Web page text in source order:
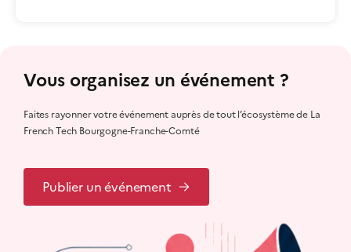
Vous organisez un événement ?
Faites rayonner votre événement auprès de tout l’écosystème de La
French Tech Bourgogne-Franche-Comté
Publier un événement